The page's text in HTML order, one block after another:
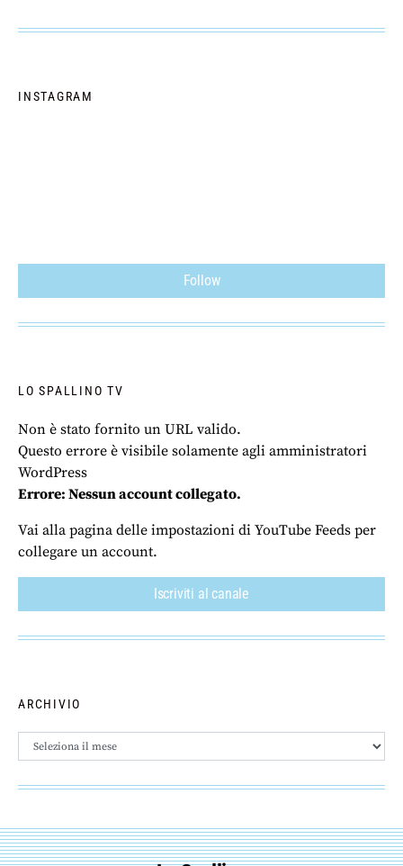
INSTAGRAM
Follow
LO SPALLINO TV
Non è stato fornito un URL valido.
Questo errore è visibile solamente agli amministratori
WordPress
Errore: Nessun account collegato.
Vai alla pagina delle impostazioni di YouTube Feeds per
collegare un account.
Iscriviti al canale
ARCHIVIO
Archivio